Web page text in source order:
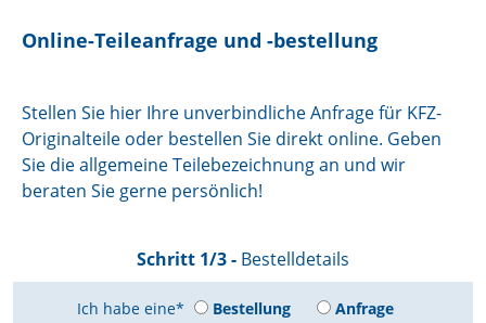
Online-Teileanfrage und -bestellung
Stellen Sie hier Ihre unverbindliche Anfrage für KFZ-
Originalteile oder bestellen Sie direkt online. Geben
Sie die allgemeine Teilebezeichnung an und wir
beraten Sie gerne persönlich!
Schritt 1/3 - Bestelldetails
Ich habe eine* Bestellung Anfrage